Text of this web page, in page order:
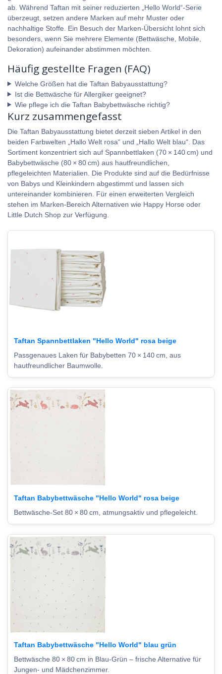
ab. Während Taftan mit seiner reduzierten „Hello World“-Serie
überzeugt, setzen andere Marken auf mehr Muster oder
nachhaltige Stoffe. Ein Besuch der Marken-Übersicht lohnt sich
besonders, wenn Sie mehrere Elemente (Bettwäsche, Mobile,
Dekoration) aufeinander abstimmen möchten.
Häufig gestellte Fragen (FAQ)
Welche Größen hat die Taftan Babyausstattung?
Ist die Bettwäsche für Allergiker geeignet?
Wie pflege ich die Taftan Babybettwäsche richtig?
Kurz zusammengefasst
Die Taftan Babyausstattung bietet derzeit sieben Artikel in den
beiden Farbwelten „Hallo Welt rosa“ und „Hallo Welt blau“. Das
Sortiment konzentriert sich auf Spannbettlaken (70 × 140 cm) und
Babybettwäsche (80 × 80 cm) aus hautfreundlichen,
pflegeleichten Materialien. Die Produkte sind auf die Bedürfnisse
von Babys und Kleinkindern abgestimmt und lassen sich
untereinander kombinieren. Für einen erweiterten Vergleich
stehen im Marken-Bereich Alternativen wie Happy Horse oder
Little Dutch Shop zur Verfügung.
Taftan Spannbettlaken "Hello World" rosa beige
Passgenaues Laken für Babybetten 70 × 140 cm, aus
hautfreundlicher Baumwolle.
Taftan Babybettwäsche "Hello World" rosa beige
Bettwäsche-Set 80 × 80 cm, atmungsaktiv und pflegeleicht.
Taftan Babybettwäsche "Hello World" blau grün
Bettwäsche 80 × 80 cm in Blau-Grün – frische Alternative für
Jungen- und Mädchenzimmer.